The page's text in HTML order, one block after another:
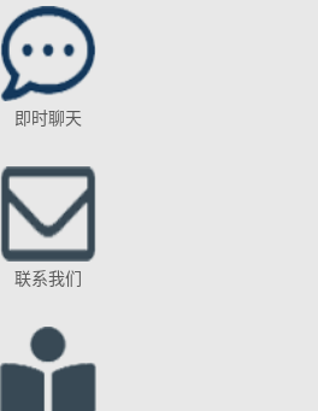
即时聊天
联系我们